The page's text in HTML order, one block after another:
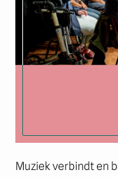
Muziek verbindt en